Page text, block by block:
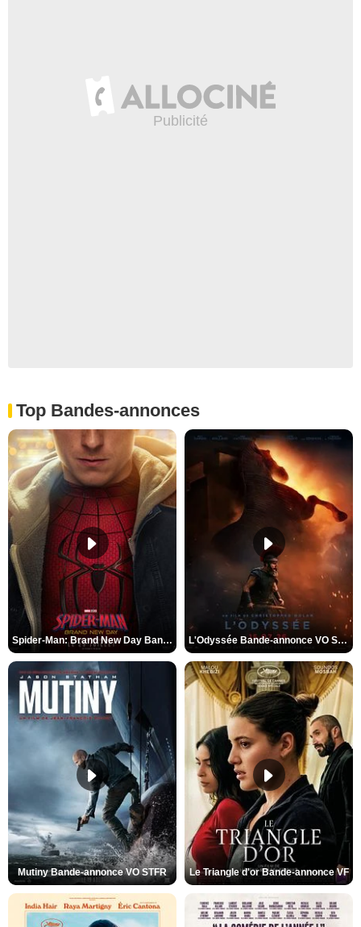
Top Bandes-annonces
Spider-Man: Brand New Day Bande-annonce VO STFR L'Odyssée Bande-annonce VO STFR
Mutiny Bande-annonce VO STFR Le Triangle d'or Bande-annonce VF